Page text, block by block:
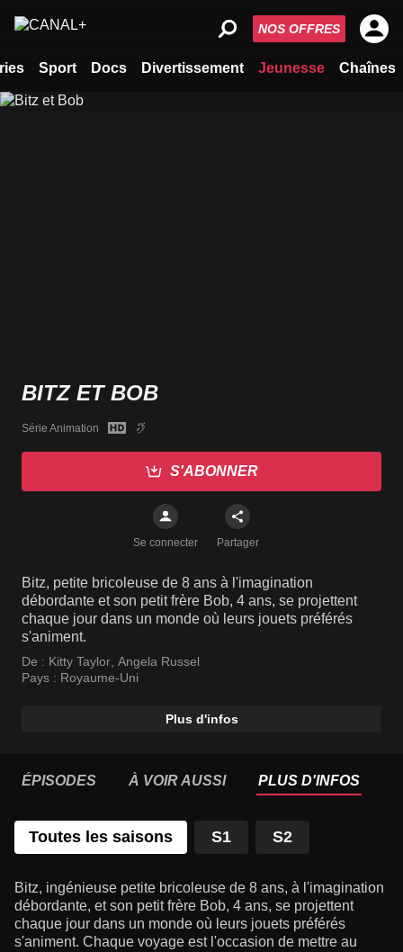
Sport Docs Divertissement Jeunesse Chaînes
NOS OFFRES
BITZ ET BOB
Série Animation
S'ABONNER
Se connecter Partager
Bitz, petite bricoleuse de 8 ans à l'imagination
débordante et son petit frère Bob, 4 ans, se projettent
chaque jour dans un monde où leurs jouets préférés
s'animent.
De : Kitty Taylor Angela Russel
Pays : Royaume-Uni
Plus d'infos
ÉPISODES À VOIR AUSSI PLUS D'INFOS
Toutes les saisons S1 S2
Bitz, ingénieuse petite bricoleuse de 8 ans, à l'imagination
débordante, et son petit frère Bob, 4 ans, se projettent
chaque jour dans un monde où leurs jouets préférés
s'animent. Chaque voyage est l'occasion de mettre au